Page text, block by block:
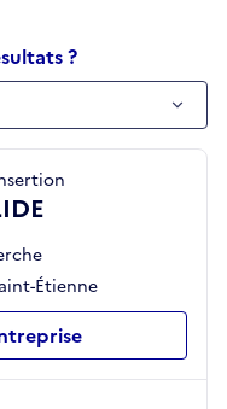
?
Étienne